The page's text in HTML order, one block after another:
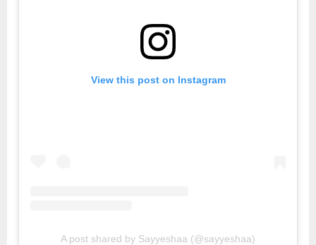
View this post on Instagram
A post shared by Sayyeshaa (@sayyeshaa)